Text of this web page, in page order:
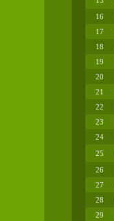
16
17
18
19
20
21
22
23
24
25
26
27
28
29